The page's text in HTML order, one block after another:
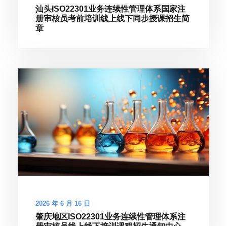
汕头ISO22301业务连续性管理体系国家注
册审核员考前培训线上线下同步授课招生简
章
2026 年 6 月 16 日
肇庆地区ISO22301业务连续性管理体系注